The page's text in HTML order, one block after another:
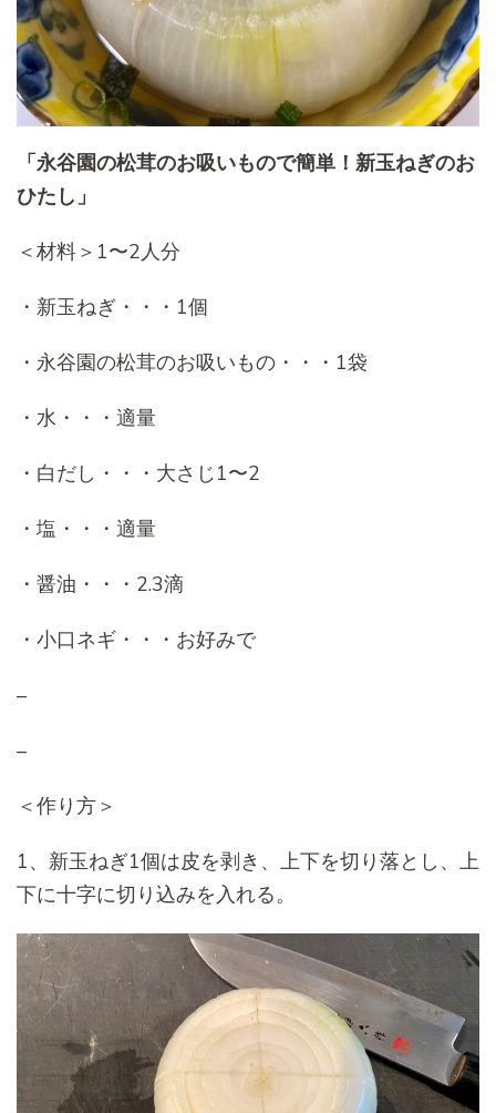
「永谷園の松茸のお吸いもので簡単！新玉ねぎのお
ひたし」
＜材料＞1〜2人分
・新玉ねぎ・・・1個
・永谷園の松茸のお吸いもの・・・1袋
・水・・・適量
・白だし・・・大さじ1〜2
・塩・・・適量
・醤油・・・2.3滴
・小口ネギ・・・お好みで
–
–
＜作り方＞
1、新玉ねぎ1個は皮を剥き、上下を切り落とし、上
下に十字に切り込みを入れる。